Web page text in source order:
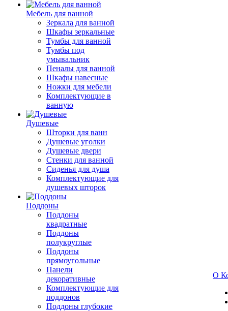
Мебель для ванной
Зеркала для ванной
Шкафы зеркальные
Тумбы для ванной
Тумбы под
умывальник
Пеналы для ванной
Шкафы навесные
Ножки для мебели
Комплектующие в
ванную
Душевые
Шторки для ванн
Душевые уголки
Душевые двери
Стенки для ванной
Сиденья для душа
Комплектующие для
душевых шторок
Поддоны
Поддоны
квадратные
Поддоны
полукруглые
Поддоны
прямоугольные
Панели
декоративные
Комплектующие для
поддонов
Поддоны глубокие
О